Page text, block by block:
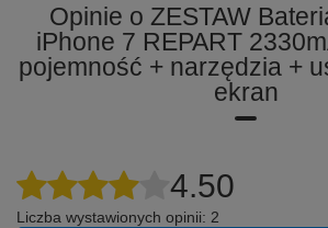
Opinie o ZESTAW
iPhone 7 REPART
pojemność + narzędzia +
ekran
4.50
Liczba wystawionych opinii: 2